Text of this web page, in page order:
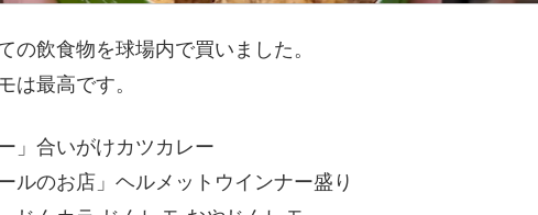
の飲食物を球場内で買いました。
は最高です。
」合いがけカツカレー
ルのお店」ヘルメットウインナー盛り